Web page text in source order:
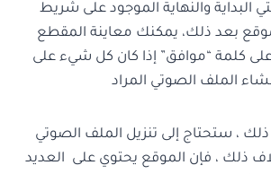
البداية والنهاية الموجود على شريط
بعد ذلك، يمكنك معاينة المقطع
كلمة “موافق” إذا كان كل شيء على
الملف الصوتي المراد
ذلك ، ستحتاج إلى تنزيل الملف الصوتي
ذلك ، فإن الموقع يحتوي على العديد